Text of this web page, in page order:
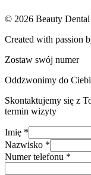
© 2026 Beauty Dental
Created with passion
Zostaw swój numer
Oddzwonimy do
Skontaktujemy się z
termin wizyty
Imię *
Nazwisko *
Numer telefonu *